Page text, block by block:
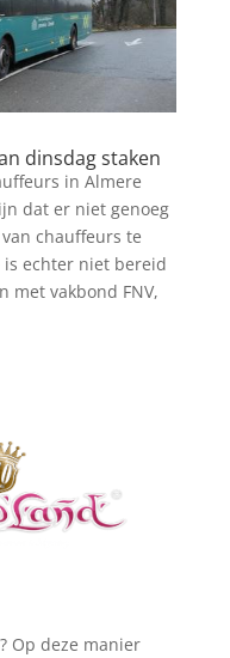
dinsdag staken
in Almere
dat er niet genoeg
chauffeurs te
is echter niet bereid
met vakbond FNV,
Op deze manier